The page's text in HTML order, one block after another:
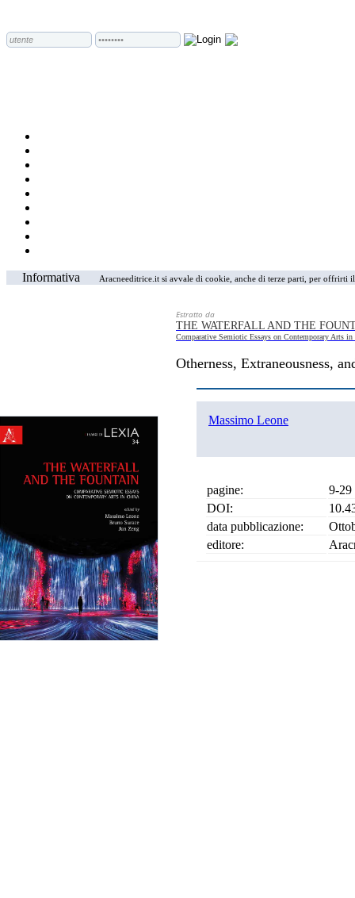
Informativa Aracneeditrice.it si avvale di cookie, anche di terze parti, per
Estratto da
THE WATERFALL AND THE
Comparative Semiotic Essays on Contemporary Arts in
Otherness, Extraneousness,
Massimo Leone
pagine:
9-29
DOI:
data pubblicazione:
editore: